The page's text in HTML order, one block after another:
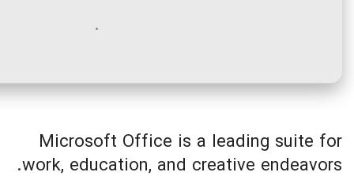
Microsoft Office is a leading suite for
work, education, and creative endeavors.